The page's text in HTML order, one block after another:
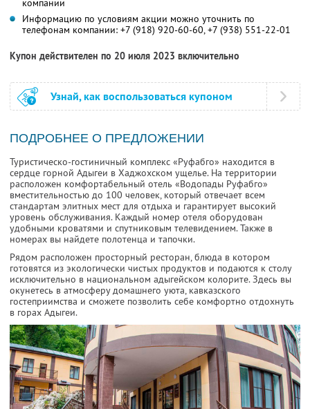
компании
Информацию по условиям акции можно уточнить по
телефонам компании: +7 (918) 920-60-60, +7 (938) 551-22-01
Купон действителен по 20 июля 2023 включительно
Узнай, как воспользоваться купоном
ПОДРОБНЕЕ О ПРЕДЛОЖЕНИИ
Туристическо-гостиничный комплекс «Руфабго» находится в
сердце горной Адыгеи в Хаджохском ущелье. На территории
расположен комфортабельный отель «Водопады Руфабго»
вместительностью до 100 человек, который отвечает всем
стандартам элитных мест для отдыха и гарантирует высокий
уровень обслуживания. Каждый номер отеля оборудован
удобными кроватями и спутниковым телевидением. Также в
номерах вы найдете полотенца и тапочки.
Рядом расположен просторный ресторан, блюда в котором
готовятся из экологически чистых продуктов и подаются к столу
исключительно в национальном адыгейском колорите. Здесь вы
окунетесь в атмосферу домашнего уюта, кавказского
гостеприимства и сможете позволить себе комфортно отдохнуть
в горах Адыгеи.